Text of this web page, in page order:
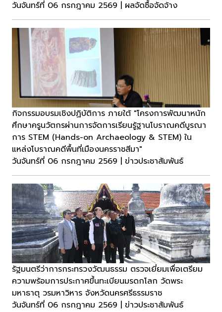
วันจันทร์ที่ 06 กรกฎาคม 2569 | ผลจัดซื้อจัดจ้าง
กิจกรรมอบรมเชิงปฏิบัติการ ภายใต้ "โครงการพัฒนาหนัก
ศึกษาครูนวัตกรผ่านการจัดการเรียนรู้ฐานโบราณคดีบูรณา
การ STEM (Hands-on Archaeology & STEM) ใน
แหล่งโบราณคดีพื้นที่เมืองนครราชสีมา"
วันจันทร์ที่ 06 กรกฎาคม 2569 | ข่าวประชาสัมพันธ์
รัฐมนตรีว่าการกระทรวงวัฒนธรรม ตรวจเยี่ยมเพื่อเตรียม
ความพร้อมการประกาศขึ้นทะเบียนมรดกโลก วัดพระ
มหาธาตุ วรมหาวิหาร จังหวัดนครศรีธรรมราช
วันจันทร์ที่ 06 กรกฎาคม 2569 | ข่าวประชาสัมพันธ์